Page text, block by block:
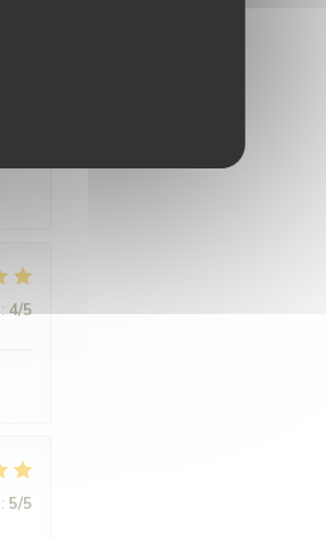
4/5
: 5/5